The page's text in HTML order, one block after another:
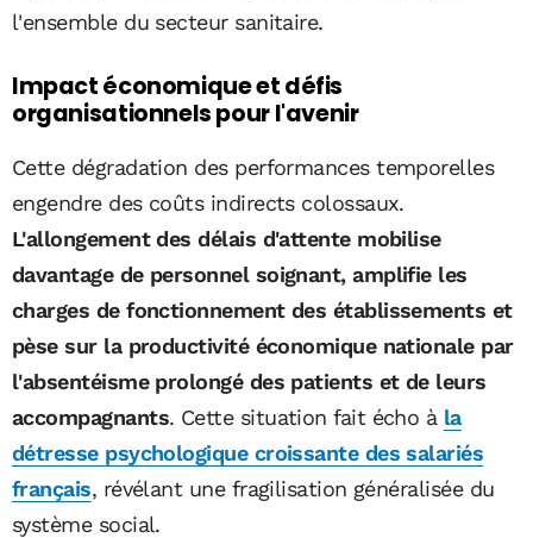
l'ensemble du secteur sanitaire.
Impact économique et défis
organisationnels pour l'avenir
Cette dégradation des performances temporelles
engendre des coûts indirects colossaux.
L'allongement des délais d'attente mobilise
davantage de personnel soignant, amplifie les
charges de fonctionnement des établissements et
pèse sur la productivité économique nationale par
l'absentéisme prolongé des patients et de leurs
accompagnants. Cette situation fait écho à la
détresse psychologique croissante des salariés
français, révélant une fragilisation généralisée du
système social.